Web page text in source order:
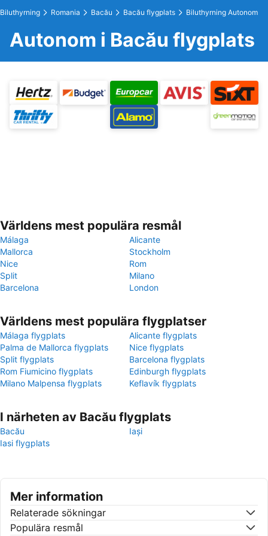
Biluthyrning Romania Bacău Bacău flygplats Biluthyrning Autonom
Autonom i Bacău flygplats
Världens mest populära resmål
Málaga
Alicante
Mallorca
Stockholm
Nice
Rom
Split
Milano
Barcelona
London
Världens mest populära flygplatser
Málaga flygplats
Alicante flygplats
Palma de Mallorca flygplats
Nice flygplats
Split flygplats
Barcelona flygplats
Rom Fiumicino flygplats
Edinburgh flygplats
Milano Malpensa flygplats
Keflavík flygplats
I närheten av Bacău flygplats
Bacău
Iași
Iasi flygplats
Mer information
Relaterade sökningar
Populära resmål